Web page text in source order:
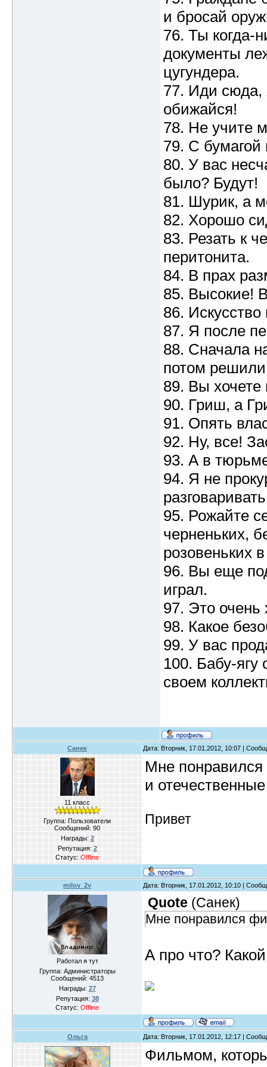
и бросай
76. Ты когда-
документы
цугундера.
77. Иди сюда,
обижайся!
78. Не учите
79. С бумагой
80. У вас
было? Будут!
81. Шурик, а
82. Хорошо
83. Резать к
перитонита.
84. В прах
85. Высокие!
86.
87. Я после
88. Сначала
потом
89. Вы хочете
90. Гриш, а
91. Опять
92. Ну, все!
93. А в
94. Я не
95. Рожайте
черненьких,
розовеньких
96. Вы еще
играл.
97. Это очень
98. Какое
99. У вас
100. Бабу-ягу
своем
Санек Дата: Вторник, 17.01.2012, 10:07 |
11 класс
Группа: Пользователи
Сообщений: 90
Награды: 2
Репутация: 2
Статус: Offline
Мне
и
Привет
milov_2v Дата: Вторник, 17.01.2012, 10:10 |
Работал я тут
Группа: Администраторы
Сообщений: 4513
Награды: 27
Репутация: 38
Статус: Offline
Quote (Санек)
Мне понравился
А про что?
Ольга Дата: Вторник, 17.01.2012, 12:17 |
Фильмом,